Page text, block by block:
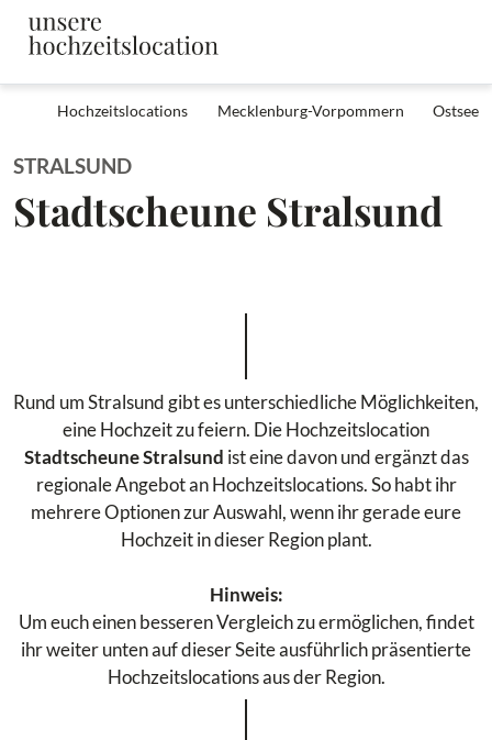
Hochzeitslocations Mecklenburg-Vorpommern Ostsee
STRALSUND
Stadtscheune Stralsund
Rund um Stralsund gibt es unterschiedliche Möglichkeiten,
eine Hochzeit zu feiern. Die Hochzeitslocation
Stadtscheune Stralsund ist eine davon und ergänzt das
regionale Angebot an Hochzeitslocations. So habt ihr
mehrere Optionen zur Auswahl, wenn ihr gerade eure
Hochzeit in dieser Region plant.
Hinweis:
Um euch einen besseren Vergleich zu ermöglichen, findet
ihr weiter unten auf dieser Seite ausführlich präsentierte
Hochzeitslocations aus der Region.